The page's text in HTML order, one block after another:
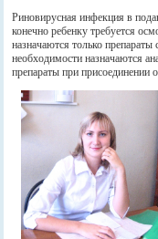
Риновирусная инфекция в
конечно ребенку требуется
назначаются только
необходимости назначаются
препараты при присоединении